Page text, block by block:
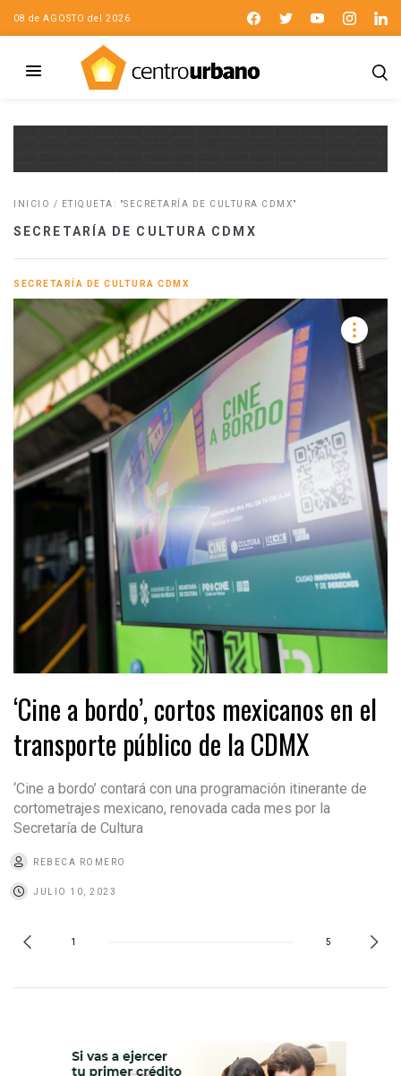
08 de AGOSTO del 2026
INICIO / ETIQUETA: "SECRETARÍA DE CULTURA CDMX"
SECRETARÍA DE CULTURA CDMX
SECRETARÍA DE CULTURA CDMX
‘Cine a bordo’, cortos mexicanos en el
transporte público de la CDMX
‘Cine a bordo’ contará con una programación itinerante de
cortometrajes mexicano, renovada cada mes por la
Secretaría de Cultura
REBECA ROMERO
JULIO 10, 2023
1 5